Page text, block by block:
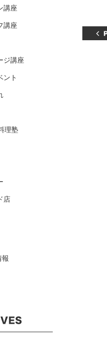
講座
講座
ジ講座
ト
理塾
店
報